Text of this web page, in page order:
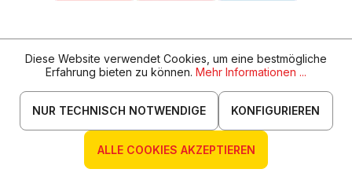
Diese Website verwendet Cookies, um eine bestmögliche
Erfahrung bieten zu können. Mehr Informationen ...
NUR TECHNISCH NOTWENDIGE KONFIGURIEREN
ALLE COOKIES AKZEPTIEREN